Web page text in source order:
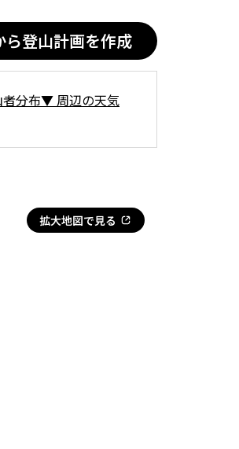
ら登山計画を作成
分布▼ 周辺の天気
拡大地図で見る